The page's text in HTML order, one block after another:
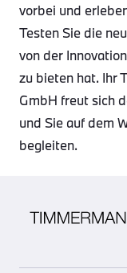
vorbei und
Testen Sie die
von der
zu bieten hat. Ihr
GmbH freut sich
und Sie auf dem
begleiten.